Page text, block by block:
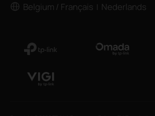
Belgium / Français Nederlands